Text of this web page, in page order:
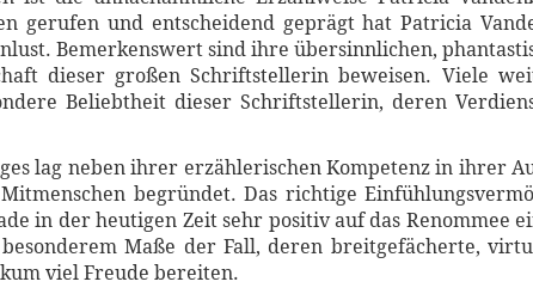
gerufen und entscheidend geprägt hat Patricia
Bemerkenswert sind ihre übersinnlichen,
dieser großen Schriftstellerin beweisen. Viele
Beliebtheit dieser Schriftstellerin, deren
lag neben ihrer erzählerischen Kompetenz in ihrer
begründet. Das richtige
in der heutigen Zeit sehr positiv auf das Renommee
Maße der Fall, deren breitgefächerte,
viel Freude bereiten.